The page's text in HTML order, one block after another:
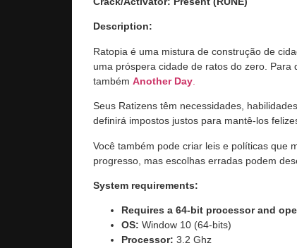
Description:
Ratopia é uma mistura de construção de
uma próspera cidade de ratos do zero.
também Another Day
Seus Ratizens têm necessidades,
definirá impostos justos para mantê-los
Você também pode criar leis e políticas que
progresso, mas escolhas erradas podem
System requirements:
Requires a 64-bit processor and
OS: Window 10 (64-bits)
Processor: 3.2 Ghz